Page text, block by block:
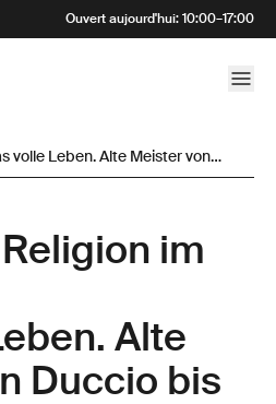
Ouvert aujourd'hui: 10:00–17:00
volle Leben. Alte Meister von
bis Liotard
im
Alte
Duccio bis